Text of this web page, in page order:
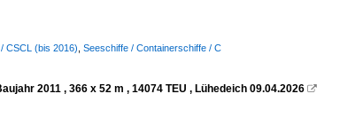
CSCL (bis 2016) Seeschiffe / Containerschiffe / C
2011 , 366 x 52 m , 14074 TEU , Lühedeich 09.04.2026 